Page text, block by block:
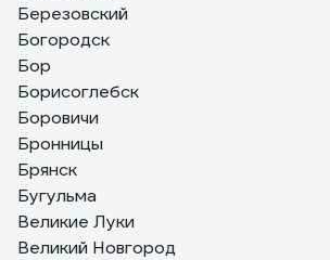
Березовский
Богородск
Бор
Борисоглебск
Боровичи
Бронницы
Брянск
Бугульма
Великие Луки
Великий Новгород